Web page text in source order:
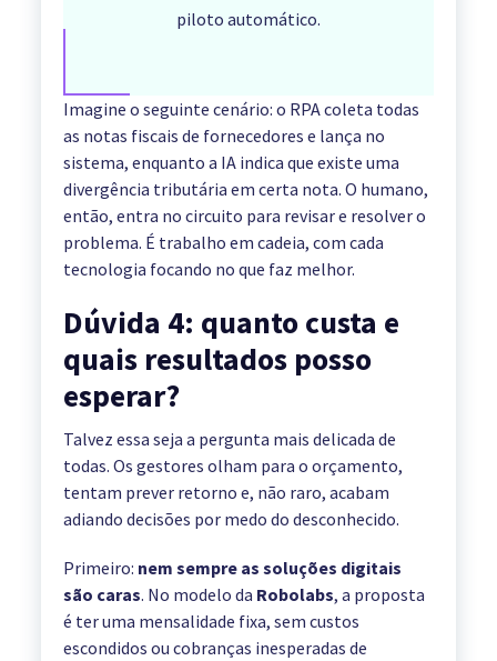
piloto automático.
Imagine o seguinte cenário: o RPA coleta todas
as notas fiscais de fornecedores e lança no
sistema, enquanto a IA indica que existe uma
divergência tributária em certa nota. O humano,
então, entra no circuito para revisar e resolver o
problema. É trabalho em cadeia, com cada
tecnologia focando no que faz melhor.
Dúvida 4: quanto custa e
quais resultados posso
esperar?
Talvez essa seja a pergunta mais delicada de
todas. Os gestores olham para o orçamento,
tentam prever retorno e, não raro, acabam
adiando decisões por medo do desconhecido.
Primeiro: nem sempre as soluções digitais
são caras. No modelo da Robolabs, a proposta
é ter uma mensalidade fixa, sem custos
escondidos ou cobranças inesperadas de